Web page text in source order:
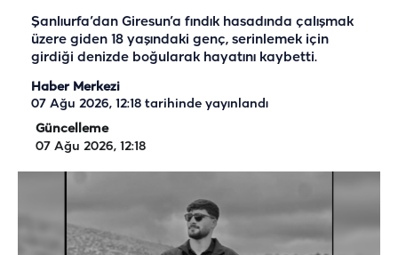
Şanlıurfa’dan Giresun’a fındık hasadında çalışmak
üzere giden 18 yaşındaki genç, serinlemek için
girdiği denizde boğularak hayatını kaybetti.
Haber Merkezi
07 Ağu 2026, 12:18 tarihinde yayınlandı
Güncelleme
07 Ağu 2026, 12:18